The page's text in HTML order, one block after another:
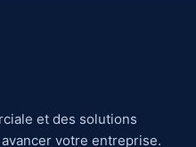
et des solutions
votre entreprise.